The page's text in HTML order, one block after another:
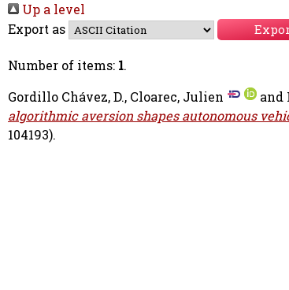
Up a level
Export as
Number of items: 1.
Gordillo Chávez, D., Cloarec, Julien and
algorithmic aversion shapes autonomous
104193).